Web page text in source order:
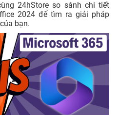
24hStore so sánh chi tiết
2024 để tìm ra giải pháp
bạn.